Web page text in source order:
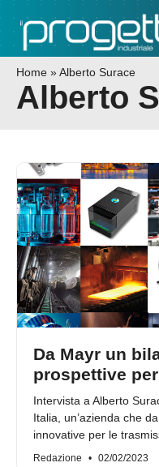
Home » Alberto Surace
Alberto
Da Mayr un
prospettive
Intervista a Alberto
Italia, un’azienda che
innovative per le
Redazione 02/02/2023